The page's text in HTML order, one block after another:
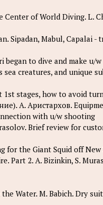
of World Diving. L.
Sipadan, Mabul, Capalai -
to dive and make u/
creatures, and unique
1st stages, how to avoid
А. Аристархов.
with u/w shooting
Brief review for
for the Giant Squid off New
Part 2. A. Bizinkin, S.
Water. M. Babich. Dry